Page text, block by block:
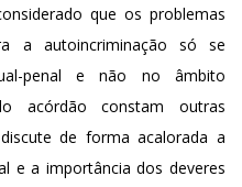
que os problemas
a autoincriminação só se
penal e não no âmbito
constam outras
de forma acalorada a
e a importância dos deveres